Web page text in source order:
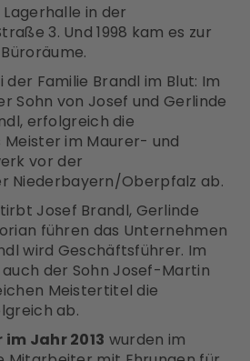
in der
3. Und 1998 kam es zur
der Familie Brandl im Blut: Im
Sohn von Josef und Gerlinde
erfolgreich die
im Maurer- und
vor der
Niederbayern/Oberpfalz ab.
Josef Brandl, Gerlinde
führen das Unternehmen
wird Geschäftsführer. Im
der Sohn Josef-Martin
Meistertitel die
ab.
Jahr 2013 wurden im